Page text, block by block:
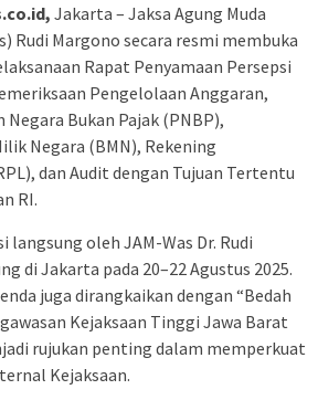
Jakarta – Jaksa Agung Muda
Rudi Margono secara resmi membuka
Rapat Penyamaan Persepsi
Pengelolaan Anggaran,
Bukan Pajak (PNBP),
Negara (BMN), Rekening
dan Audit dengan Tujuan Tertentu
RI.
langsung oleh JAM-Was Dr. Rudi
di Jakarta pada 20–22 Agustus 2025.
juga dirangkaikan dengan “Bedah
Kejaksaan Tinggi Jawa Barat
rujukan penting dalam memperkuat
Kejaksaan.